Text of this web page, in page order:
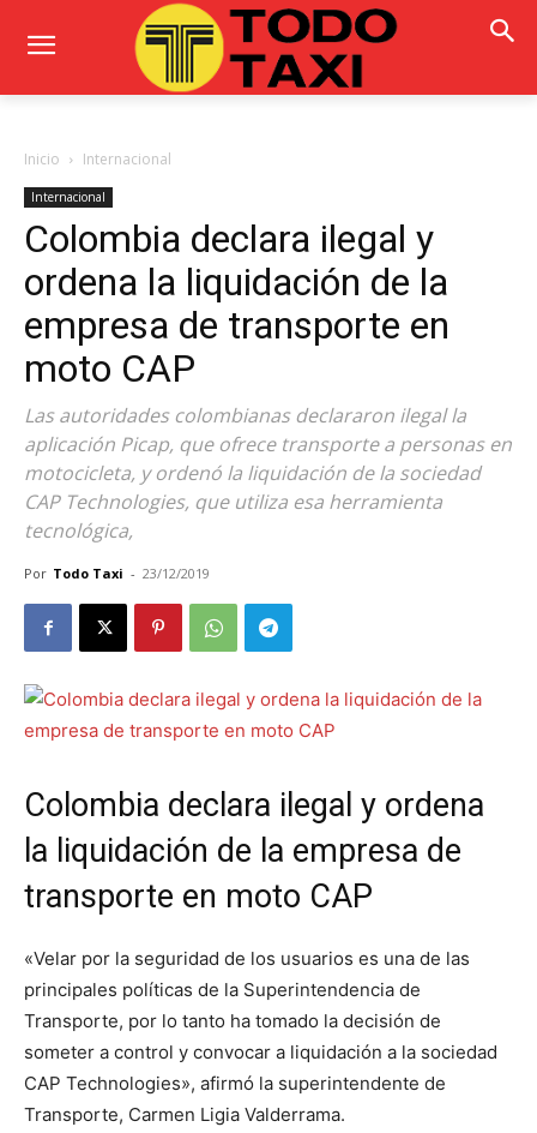
Inicio Internacional
Internacional
Colombia declara ilegal y
ordena la liquidación de la
empresa de transporte en
moto CAP
Las autoridades colombianas declararon ilegal la
aplicación Picap, que ofrece transporte a personas en
motocicleta, y ordenó la liquidación de la sociedad
CAP Technologies, que utiliza esa herramienta
tecnológica,
Por Todo Taxi - 23/12/2019
Colombia declara ilegal y ordena
la liquidación de la empresa de
transporte en moto CAP
«Velar por la seguridad de los usuarios es una de las
principales políticas de la Superintendencia de
Transporte, por lo tanto ha tomado la decisión de
someter a control y convocar a liquidación a la sociedad
CAP Technologies», afirmó la superintendente de
Transporte, Carmen Ligia Valderrama.